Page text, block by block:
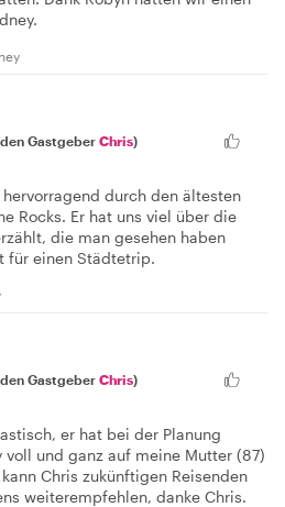
Gastgeber Chris)
durch den ältesten
Rocks. Er hat uns viel über die
die man gesehen haben
für einen Städtetrip.
Gastgeber Chris)
er hat bei der Planung
voll und ganz auf meine Mutter (87)
Chris zukünftigen Reisenden
weiterempfehlen, danke Chris.